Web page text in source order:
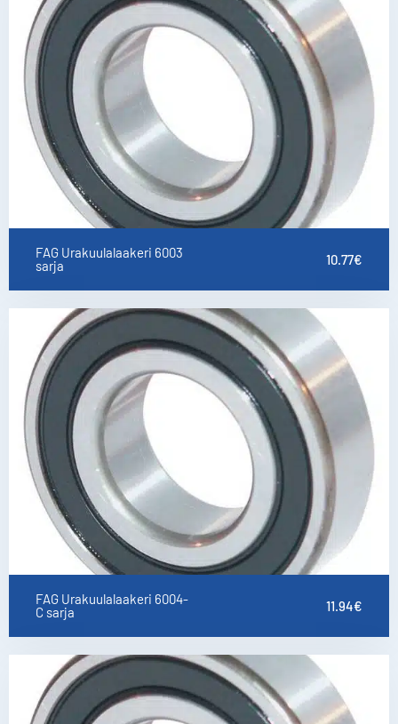
FAG Urakuulalaakeri 6003
sarja
10.77€
FAG Urakuulalaakeri 6004-
C sarja
11.94€